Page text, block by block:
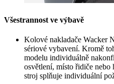
Všestrannost ve výbavě
Kolové nakladače Wacker
sériové vybavení. Kromě
modelu individuálně
osvětlení, místo řidiče
stroj splňuje individuální